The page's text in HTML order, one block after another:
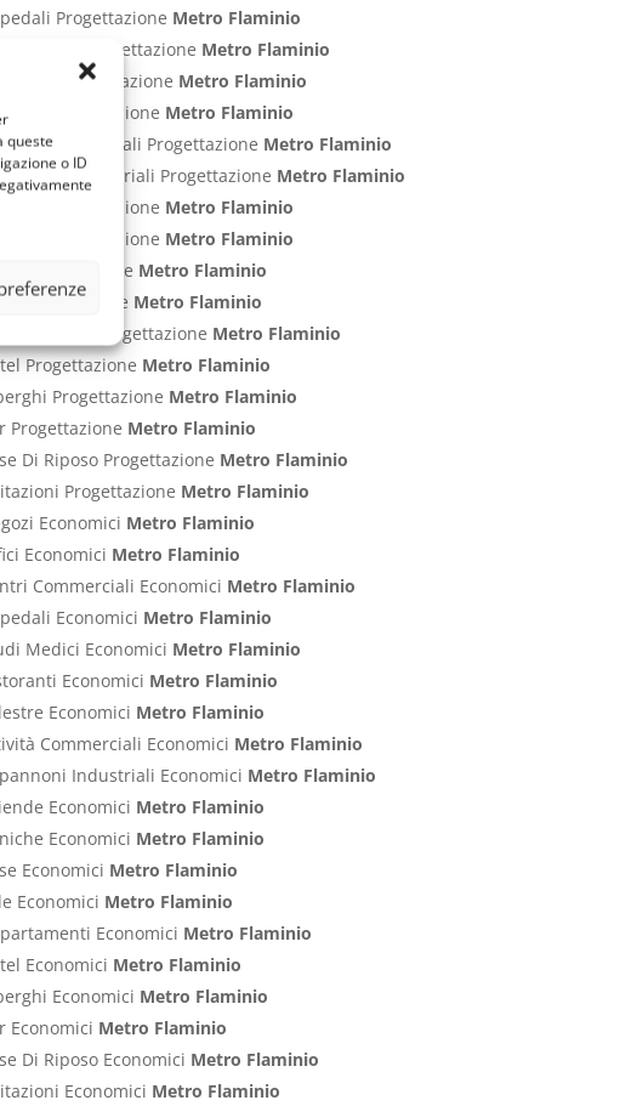
queste
o ID
Progettazione Metro Flaminio
Medici Progettazione Metro Flaminio
Progettazione Metro Flaminio
Progettazione Metro Flaminio
Commerciali Progettazione Metro Flaminio
Industriali Progettazione Metro Flaminio
Progettazione Metro Flaminio
Progettazione Metro Flaminio
Progettazione Metro Flaminio
Progettazione Metro Flaminio
Progettazione Metro Flaminio
Progettazione Metro Flaminio
Progettazione Metro Flaminio
Progettazione Metro Flaminio
Di Riposo Progettazione Metro Flaminio
Progettazione Metro Flaminio
Economici Metro Flaminio
Economici Metro Flaminio
Commerciali Economici Metro Flaminio
Economici Metro Flaminio
Medici Economici Metro Flaminio
Economici Metro Flaminio
Economici Metro Flaminio
Commerciali Economici Metro Flaminio
Industriali Economici Metro Flaminio
Economici Metro Flaminio
Economici Metro Flaminio
Economici Metro Flaminio
Economici Metro Flaminio
Economici Metro Flaminio
Economici Metro Flaminio
Economici Metro Flaminio
Economici Metro Flaminio
Di Riposo Economici Metro Flaminio
Economici Metro Flaminio